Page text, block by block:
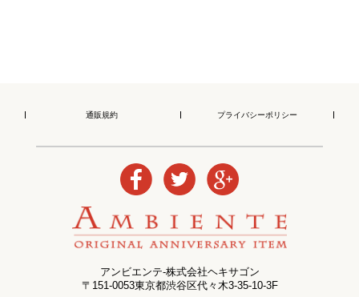
通販規約 プライバシーポリシー
アンビエンテ-株式会社ヘキサゴン
〒151-0053東京都渋谷区代々木3-35-10-3F